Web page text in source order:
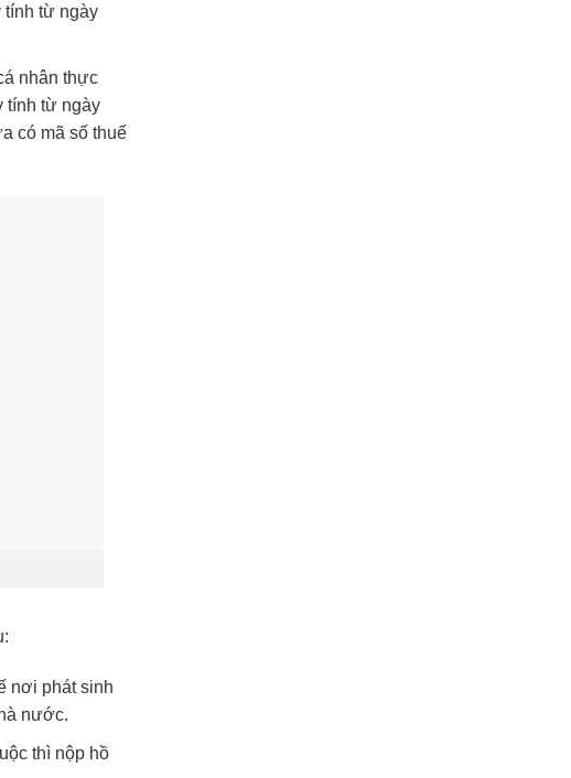
tính từ ngày
nhân thực
tính từ ngày
có mã số thuế
nơi phát sinh
nước.
thì nộp hồ